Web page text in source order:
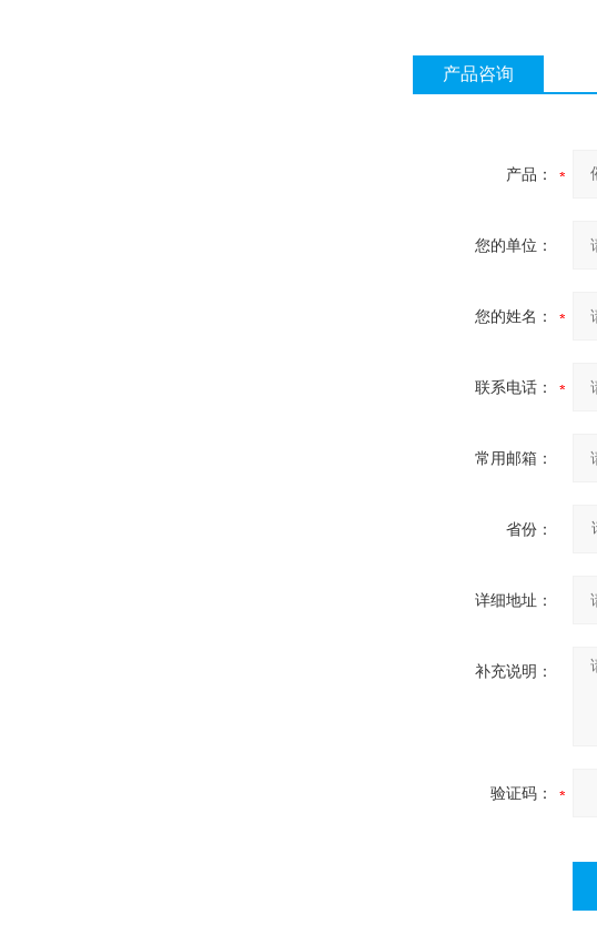
产品咨询
产品：
您的单位：
您的姓名：
联系电话：
常用邮箱：
省份：
详细地址：
补充说明：
验证码：